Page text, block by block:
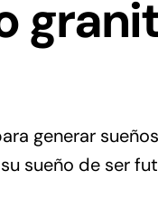
generar
sueño de ser